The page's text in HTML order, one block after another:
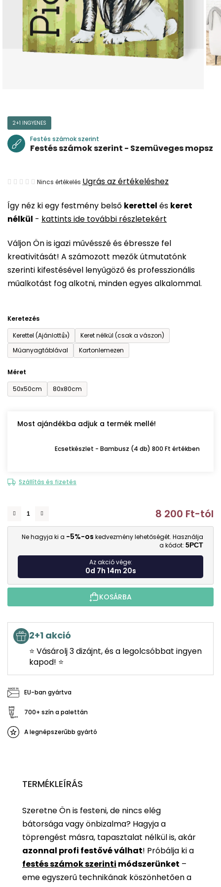
Így néz ki egy festmény belső kerettel és keret
nélkül - kattints ide további részletekért
Váljon Ön is igazi művésszé és ébressze fel
kreativitását! A számozott mezők útmutatónk
szerinti kifestésével lenyűgöző és professzionális
műalkotást fog alkotni, minden egyes alkalommal.
Keretezés
Kerettel (Ajánlott👍)
Keret nélkül (csak a vászon)
Műanyagtáblával
Kartonlemezen
Méret
50x50cm
80x80cm
Most ajándékba adjuk a termék mellé!
Ecsetkészlet - Bambusz (4 db) 800 Ft értékben
Szállítás és fizetés
8 200 Ft-tól
Ne hagyja ki a -5%-os kedvezmény lehetőségét. Használja
a kódot: 5PCT
Az akció vége:
0d 7h 14m 19s
KOSÁRBA
2+1 akció
⭐ Vásárolj 3 dizájnt, és a legolcsóbbat ingyen
kapod! ⭐
EU-ban gyártva
700+ szín a palettán
A legnépszerűbb gyártó
2+1 INGYENES
Festés számok szerint
Festés számok szerint - Szemüveges mopsz
A
átlagos
értékelése
ből
0,0
csillag.
Nincs értékelés Ugrás az értékeléshez
TERMÉKLEÍRÁS
Szeretne Ön is festeni, de nincs elég
bátorsága vagy önbizalma? Hagyja a
töprengést másra, tapasztalat nélkül is, akár
azonnal profi festővé válhat! Próbálja ki a
festés számok szerinti módszerünket –
eme egyszerű technikának köszönhetően a